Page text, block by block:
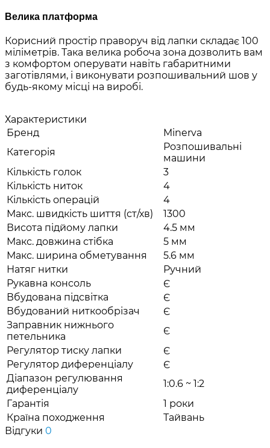
Велика платформа
Корисний простір праворуч від лапки складає 100
міліметрів. Така велика робоча зона дозволить вам
з комфортом оперувати навіть габаритними
заготівлями, і виконувати розпошивальний шов у
будь-якому місці на виробі.
Характеристики
Бренд
Minerva
Категорія
Розпошивальні
машини
Кількість голок
3
Кількість ниток
4
Кількість операцій
4
Макс. швидкість шиття (ст/хв)
1300
Висота підйому лапки
4.5 мм
Макс. довжина стібка
5 мм
Макс. ширина обметування
5.6 мм
Натяг нитки
Ручний
Рукавна консоль
Є
Вбудована підсвітка
Є
Вбудований ниткообрізач
Є
Заправник нижнього
петельника
Є
Регулятор тиску лапки
Є
Регулятор диференціалу
Є
Діапазон регулювання
диференціалу
1:0.6 ~ 1:2
Гарантія
1 роки
Країна походження
Тайвань
Відгуки 0